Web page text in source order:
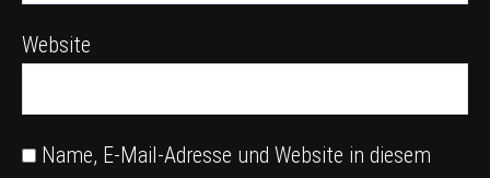
Website
Name, E-Mail-Adresse und Website in diesem